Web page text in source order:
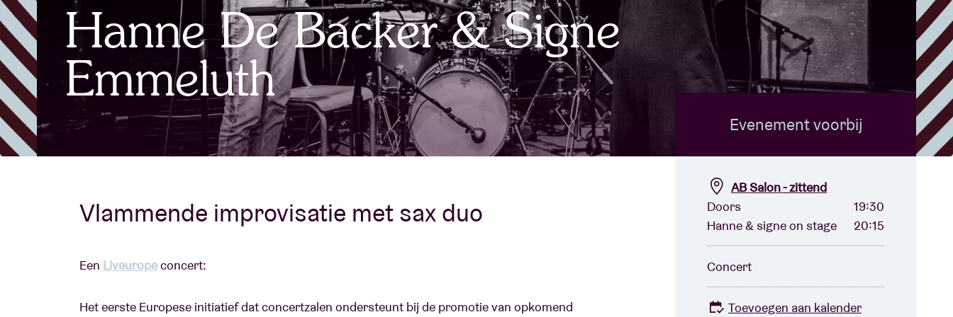
Bezoekersinfo
AB ❤ you
Over AB
Contact
Hanne De Backer & Signe
Emmeluth
Vlammende improvisatie met sax duo
Een Liveuropeconcert:
Het eerste Europese initiatief dat concertzalen ondersteunt bij de promotie van opkomend
Evenement voorbij
AB Salon - zittend
Doors
19:30
Hanne & signe on stage
20:15
Concert
Toevoegen aan kalender